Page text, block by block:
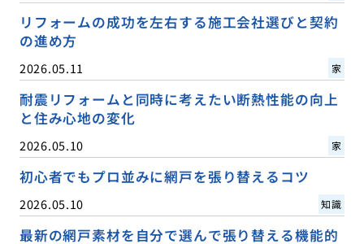
リフォームの成功を左右する施工会社選びと契約
の進め方
2026.05.11 家
耐震リフォームと同時に考えたい断熱性能の向上
と住み心地の変化
2026.05.10 家
初心者でもプロ並みに網戸を張り替えるコツ
2026.05.10 知識
最新の網戸素材を自分で選んで張り替える機能的